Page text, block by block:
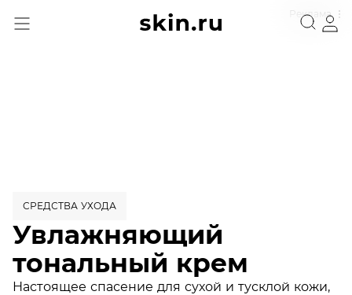
Реклама
СРЕДСТВА УХОДА
Увлажняющий
тональный крем
Настоящее спасение для сухой и тусклой кожи,